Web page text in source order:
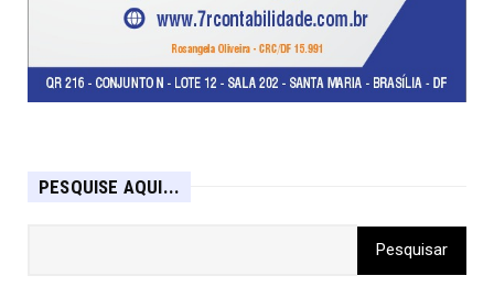
PESQUISE AQUI...